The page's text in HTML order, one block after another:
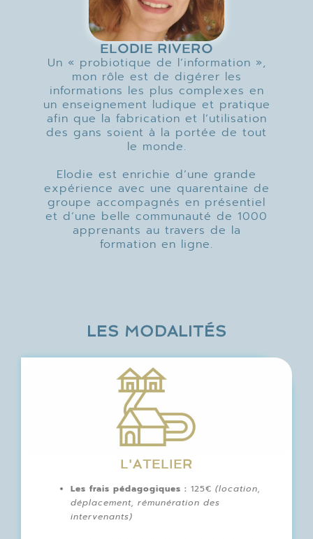
ELODIE RIVERO
Un « probiotique de l’information »,
mon rôle est de digérer les
informations les plus complexes en
un enseignement ludique et pratique
afin que la fabrication et l’utilisation
des gans soient à la portée de tout
le monde.
Elodie est enrichie d’une grande
expérience avec une quarentaine de
groupe accompagnés en présentiel
et d’une belle communauté de 1000
apprenants au travers de la
formation en ligne.
LES MODALITÉS
L'ATELIER
Les frais pédagogiques : 125€ (location,
déplacement, rémunération des
intervenants)